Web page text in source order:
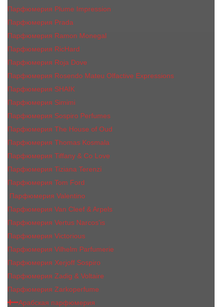
Парфюмерия Plume Impression
Парфюмерия Prada
Парфюмерия Ramon Monegal
Парфюмерия RicHard
Парфюмерия Roja Dove
Парфюмерия Rosendo Mateu Olfactive Expressions
Парфюмерия SHAIK
Парфюмерия Simimi
Парфюмерия Sospiro Perfumes
Парфюмерия The House of Oud
Парфюмерия Thomas Kosmala
Парфюмерия Tiffany & Co Love
Парфюмерия Tiziana Terenzi
Парфюмерия Tom Ford
Парфюмерия Valentino
Парфюмерия Van Cleef & Arpels
Парфюмерия Vertus Narcos'is
Парфюмерия Victorious
Парфюмерия Vilhelm Parfumerie
Парфюмерия Xerjoff Sospiro
Парфюмерия Zadig & Voltaire
Парфюмерия Zarkoperfume
Арабская парфюмерия